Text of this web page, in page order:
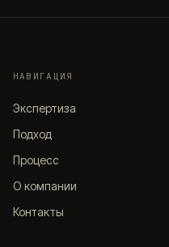
НАВИГАЦИЯ
Экспертиза
Подход
Процесс
О компании
Контакты